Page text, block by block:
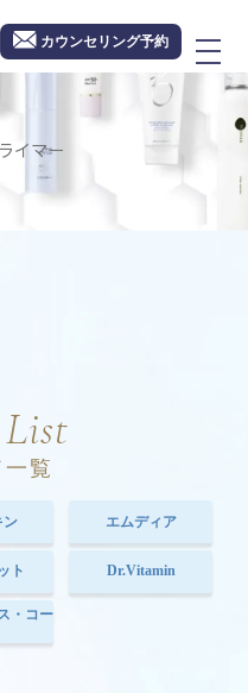
カウンセリング予約
イマー
覧
ン エムディア
ト Dr.Vitamin
・コー